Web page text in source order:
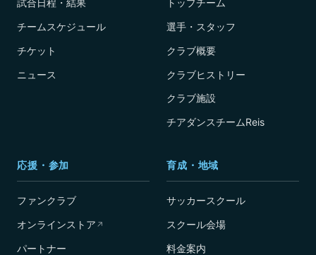
試合日程・結果
チームスケジュール
チケット
ニュース
トップチーム
選手・スタッフ
クラブ概要
クラブヒストリー
クラブ施設
チアダンスチームReis
応援・参加
ファンクラブ
オンラインストア ↗
パートナー
育成・地域
サッカースクール
スクール会場
料金案内